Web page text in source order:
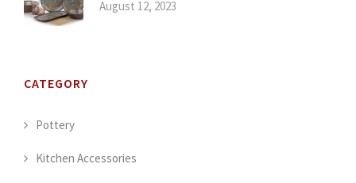
August 12, 2023
CATEGORY
Pottery
Kitchen Accessories